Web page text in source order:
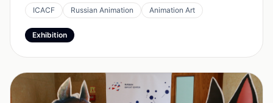
成功举办二十届。在阿尔卡拉市...
ICACF Russian Animation Animation Art
Exhibition